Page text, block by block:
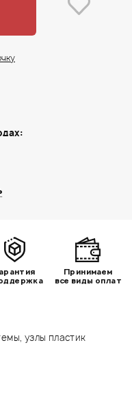
узлы пластик
Принимаем
все виды оплат